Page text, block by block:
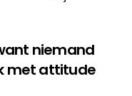
niemand
met attitude